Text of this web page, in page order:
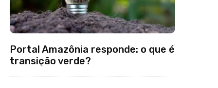
Portal Amazônia responde: o que é
transição verde?